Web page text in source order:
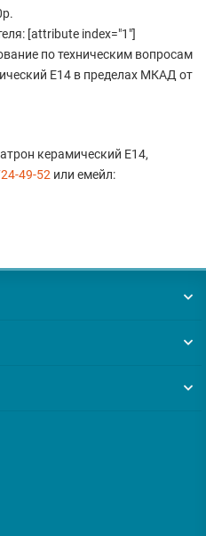
[attribute index="1"]
по техническим вопросам
E14 в пределах МКАД от
керамический E14,
49-52 или емейл: